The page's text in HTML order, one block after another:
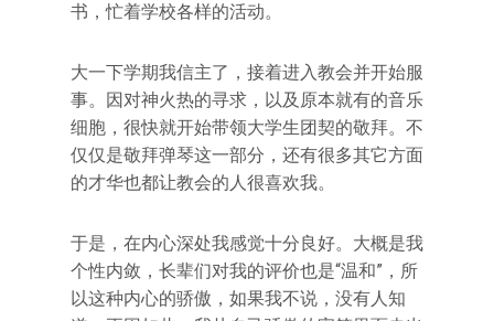
书，忙着学校各样的活动。
大一下学期我信主了，接着进入教会并开始服
事。因对神火热的寻求，以及原本就有的音乐
细胞，很快就开始带领大学生团契的敬拜。不
仅仅是敬拜弹琴这一部分，还有很多其它方面
的才华也都让教会的人很喜欢我。
于是，在内心深处我感觉十分良好。大概是我
个性内敛，长辈们对我的评价也是“温和”，所
以这种内心的骄傲，如果我不说，没有人知